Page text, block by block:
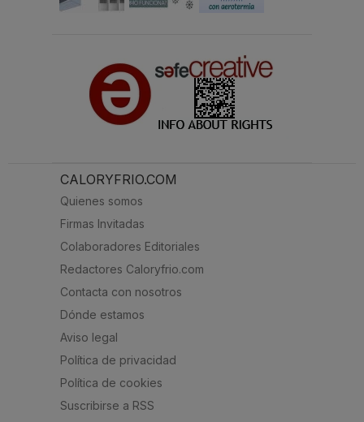
CALORYFRIO.COM
Quienes somos
Firmas Invitadas
Colaboradores Editoriales
Redactores Caloryfrio.com
Contacta con nosotros
Dónde estamos
Aviso legal
Política de privacidad
Política de cookies
Suscribirse a RSS